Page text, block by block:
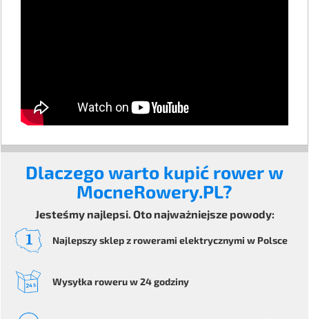
Dlaczego warto kupić rower w
MocneRowery.PL?
Jesteśmy najlepsi. Oto najważniejsze powody:
Najlepszy sklep z rowerami elektrycznymi w Polsce
Wysyłkaroweruw 24 godziny